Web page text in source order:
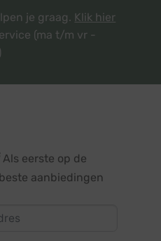
je graag. Klik hier
(ma t/m vr -
Als eerste op de
aanbiedingen